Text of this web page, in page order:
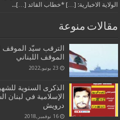
الولاية الاخبارية: […] *خطاب القائد […]...
مقالات منوعة
الترقب سيّد الموقف
الموقف اللبناني
23 يونيو,2022
الذكرى السنوية
الإسلامية في لبنان
درويش
16 نوفمبر,2018